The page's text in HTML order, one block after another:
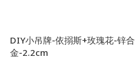
DIY小吊牌-依搦斯+玫瑰花-锌合
金-2.2cm